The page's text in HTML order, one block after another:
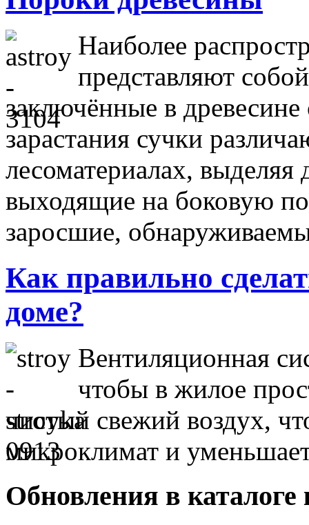
Наиболее
представляют
заключённые в
зарастания сучки
лесоматериалах, выделяя
выходящие на боковую
заросшие,
Как правильно
доме?
Вентиляционная
чтобы в жилое
чистый свежий воздух,
микроклимат и
Обновления в